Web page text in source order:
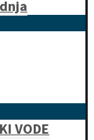
VODE